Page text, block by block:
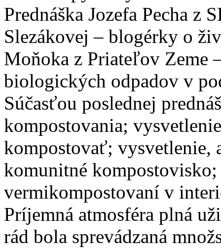
Prednáška Jozefa Pecha z
Slezákovej – blogérky o
Moňoka z Priateľov Zeme
biologických odpadov v
Súčasťou poslednej
kompostovania;
kompostovať; vysvetlenie,
komunitné
vermikompostovaní v
Príjemná atmosféra plná
rád bola sprevádzaná